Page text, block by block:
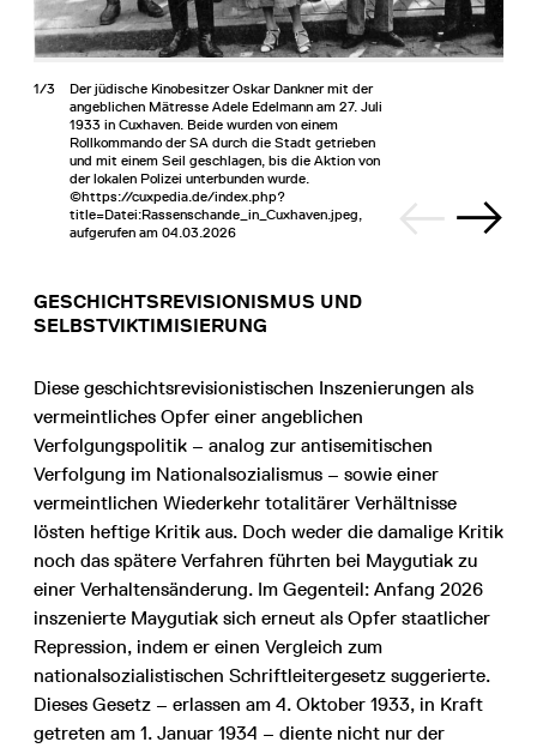
1/3
Der jüdische Kinobesitzer Oskar Dankner mit der
angeblichen Mätresse Adele Edelmann am 27. Juli
1933 in Cuxhaven. Beide wurden von einem
Rollkommando der SA durch die Stadt getrieben
und mit einem Seil geschlagen, bis die Aktion von
der lokalen Polizei unterbunden wurde.
©https://cuxpedia.de/index.php?
title=Datei:Rassenschande_in_Cuxhaven.jpeg,
aufgerufen am 04.03.2026
GESCHICHTSREVISIONISMUS UND
SELBSTVIKTIMISIERUNG
Diese geschichtsrevisionistischen Inszenierungen als
vermeintliches Opfer einer angeblichen
Verfolgungspolitik – analog zur antisemitischen
Verfolgung im Nationalsozialismus – sowie einer
vermeintlichen Wiederkehr totalitärer Verhältnisse
lösten heftige Kritik aus. Doch weder die damalige Kritik
noch das spätere Verfahren führten bei Maygutiak zu
einer Verhaltensänderung. Im Gegenteil: Anfang 2026
inszenierte Maygutiak sich erneut als Opfer staatlicher
Repression, indem er einen Vergleich zum
nationalsozialistischen Schriftleitergesetz suggerierte.
Dieses Gesetz – erlassen am 4. Oktober 1933, in Kraft
getreten am 1. Januar 1934 – diente nicht nur der